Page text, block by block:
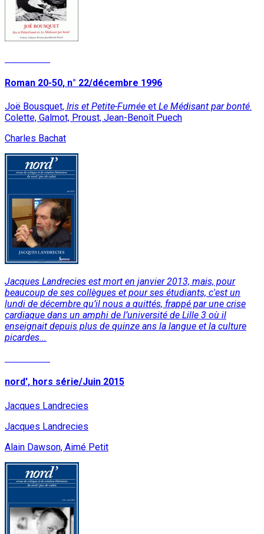
Roman 20-50, n° 22/décembre 1996
Joë Bousquet, Iris et Petite-Fumée et Le Médisant par bonté.
Colette, Galmot, Proust, Jean-Benoît Puech
Charles Bachat
Jacques Landrecies est mort en janvier 2013, mais, pour
beaucoup de ses collègues et pour ses étudiants, c'est un
lundi de décembre qu’il nous a quittés, frappé par une crise
cardiaque dans un amphi de l’université de Lille 3 où il
enseignait depuis plus de quinze ans la langue et la culture
picardes...
nord', hors série/Juin 2015
Jacques Landrecies
Jacques Landrecies
Alain Dawson, Aimé Petit